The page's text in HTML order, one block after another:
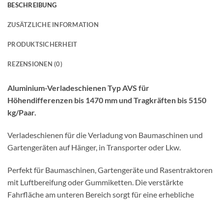
BESCHREIBUNG
ZUSÄTZLICHE INFORMATION
PRODUKTSICHERHEIT
REZENSIONEN (0)
Aluminium-Verladeschienen Typ AVS für
Höhendifferenzen bis 1470 mm und Tragkräften bis 5150
kg/Paar.
Verladeschienen für die Verladung von Baumaschinen und
Gartengeräten auf Hänger, in Transporter oder Lkw.
Perfekt für Baumaschinen, Gartengeräte und Rasentraktoren
mit Luftbereifung oder Gummiketten. Die verstärkte
Fahrfläche am unteren Bereich sorgt für eine erhebliche